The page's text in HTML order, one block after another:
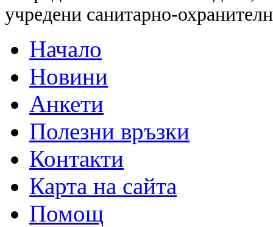
учредени санитарно-
Начало
Новини
Анкети
Полезни връзки
Контакти
Карта на сайта
Помощ